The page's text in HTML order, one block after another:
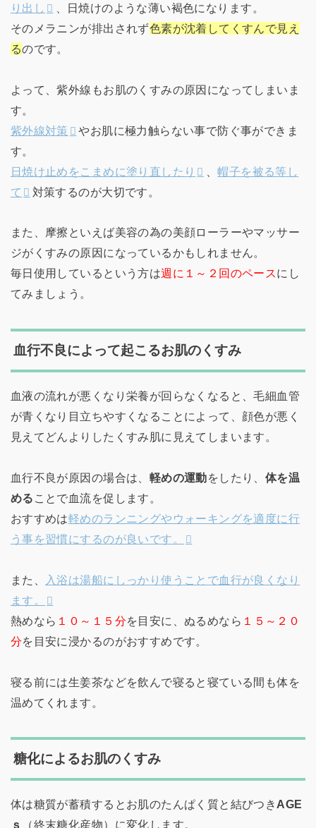
り出し
、日焼けのような薄い褐色になります。
そのメラニンが排出されず色素が沈着してくすんで見え
るのです。
よって、紫外線もお肌のくすみの原因になってしまいま
す。
紫外線対策
やお肌に極力触らない事で防ぐ事ができま
す。
日焼け止めをこまめに塗り直したり
、帽子を被る等し
て
対策するのが大切です。
また、摩擦といえば美容の為の美顔ローラーやマッサー
ジがくすみの原因になっているかもしれません。
毎日使用しているという方は週に１～２回のペースにし
てみましょう。
血行不良によって起こるお肌のくすみ
血液の流れが悪くなり栄養が回らなくなると、毛細血管
が青くなり目立ちやすくなることによって、顔色が悪く
見えてどんよりしたくすみ肌に見えてしまいます。
血行不良が原因の場合は、 軽めの運動をしたり、 体を温
める ことで血流を促します。
おすすめは軽めのランニングやウォーキングを適度に行
う事を習慣にするのが良いです。
また、
入浴は湯船にしっかり使うことで血行が良くなり
ます。
熱めなら １０～１５分を目安に、ぬるめなら １５～２０
分を目安に浸かるのがおすすめです。
寝る前には生姜茶などを飲んで寝ると寝ている間も体を
温めてくれます。
糖化によるお肌のくすみ
体は糖質が蓄積するとお肌のたんぱく質と結びつき AGE
ｓ
（終末糖化産物）に変化します。